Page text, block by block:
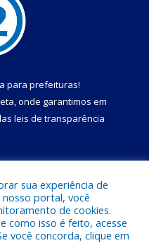
para prefeituras!
onde garantimos em
leis de transparência
sua experiência de
portal, você
de cookies.
como isso é feito, acesse
você concorda, clique em